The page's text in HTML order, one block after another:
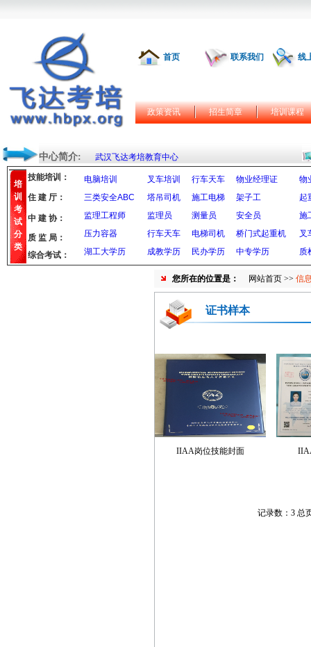
首页 联系我们 线
政策资讯 招生简章 培训课程
中心简介: 武汉飞达考培教育中心
培
训
考
试
分
类
技能培训： 电脑培训 叉车培训 行车天车 物业经理证
物
三类安全ABC
塔吊司机 施工电梯 架子工
起
监理工程师
监理员 测量员 安全员
施
压力容器
行车天车 电梯司机 桥门式起重机
叉
湖工大学历
成教学历 民办学历 中专学历 质
住 建 厅：
中 建 协：
质 监 局：
综合考试：
您所在的位置是： 网站首页 >> 信
证书样本
IIAA岗位技能封面
记录数：3